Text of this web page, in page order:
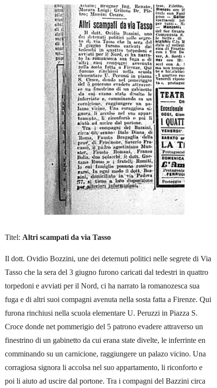
Titel: Altri scampati da via Tasso
Il dott. Ovidio Bozzini, une dei deternuti politici nelle segrete di Via
Tasso che la sera del 3 giugno furono caricati dal tedestri in quattro
torpedoni e avviati per il Nord, ci ha narrato la romanozesca sua
fuga e di altri suoi compagni avenuta nella sosta fatta a Firenze. Qui
furona rinchiusi nella scuola elementare U. Peruzzi in Piazza S.
Croce donde net pommerigio del 5 patrono evadere attraverso un
finestrino di un gabinetto da cui erana state divelte, le inferrinte en
comminando su un carnicione, raggiungere un palazo vicino. Una
corragiosa signora li accolsa nel suo appartamento, li riconforto e
poi li aiuto ad uscire dal portone. Tra i compagni del Bazzini circa